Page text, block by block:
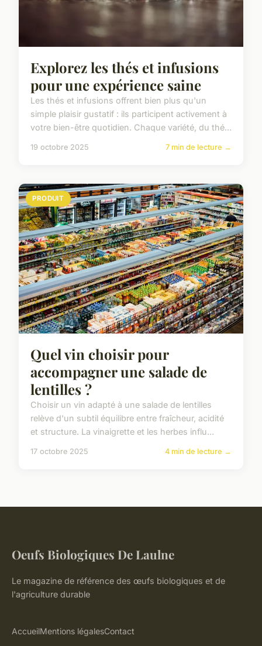
Explorez les thés et infusions
pour une expérience saine
Les thés et infusions offrent bien plus qu'un
simple plaisir gustatif : ils participent activement à
votre bien-être quotidien. Chaque variété, du thé...
19 octobre 2025 7 min de lecture →
PRODUIT
Quel vin choisir pour
accompagner une salade de
lentilles ?
Choisir un vin adapté à une salade de lentilles
relève d'un subtil équilibre entre fraîcheur, acidité
et structure. La vinaigrette et les herbes influ...
17 octobre 2025 4 min de lecture →
Oeufs Biologiques De Laulne
Le magazine de référence des œufs biologiques et de
l'agriculture durable
AccueilMentions légalesContact